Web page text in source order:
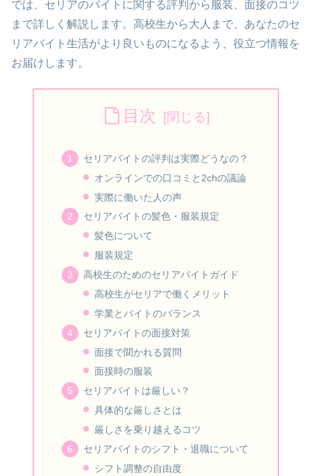
では、セリアのバイトに関する評判から服装、面接のコツ
まで詳しく解説します。高校生から大人まで、あなたのセ
リアバイト生活がより良いものになるよう、役立つ情報を
お届けします。
目次
セリアバイトの評判は実際どうなの？
オンラインでの口コミと2chの議論
実際に働いた人の声
セリアバイトの髪色・服装規定
髪色について
服装規定
高校生のためのセリアバイトガイド
高校生がセリアで働くメリット
学業とバイトのバランス
セリアバイトの面接対策
面接で聞かれる質問
面接時の服装
セリアバイトは厳しい？
具体的な厳しさとは
厳しさを乗り越えるコツ
セリアバイトのシフト・退職について
シフト調整の自由度